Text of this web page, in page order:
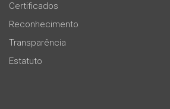
Certificados
Reconhecimento
Transparência
Estatuto